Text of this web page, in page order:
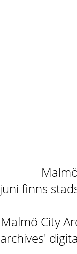
finns
Malmö City